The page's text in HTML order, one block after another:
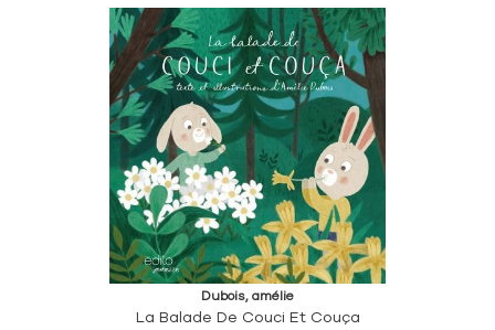
Dubois, amélie
La Balade De Couci Et Couça